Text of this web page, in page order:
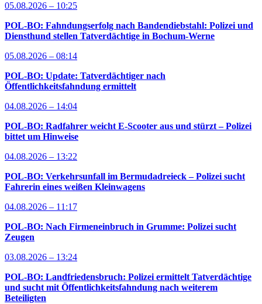
05.08.2026 – 10:25
POL-BO: Fahndungserfolg nach Bandendiebstahl: Polizei und
Diensthund stellen Tatverdächtige in Bochum-Werne
05.08.2026 – 08:14
POL-BO: Update: Tatverdächtiger nach
Öffentlichkeitsfahndung ermittelt
04.08.2026 – 14:04
POL-BO: Radfahrer weicht E-Scooter aus und stürzt – Polizei
bittet um Hinweise
04.08.2026 – 13:22
POL-BO: Verkehrsunfall im Bermudadreieck – Polizei sucht
Fahrerin eines weißen Kleinwagens
04.08.2026 – 11:17
POL-BO: Nach Firmeneinbruch in Grumme: Polizei sucht
Zeugen
03.08.2026 – 13:24
POL-BO: Landfriedensbruch: Polizei ermittelt Tatverdächtige
und sucht mit Öffentlichkeitsfahndung nach weiterem
Beteiligten